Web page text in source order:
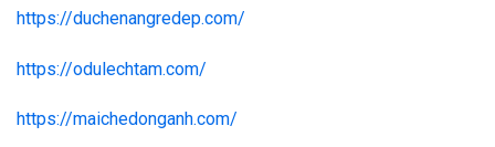
https://duchenangredep.com/
https://odulechtam.com/
https://maichedonganh.com/